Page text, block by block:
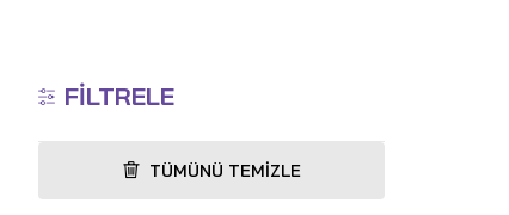
FILTRELE
TÜMÜNÜ TEMIZLE